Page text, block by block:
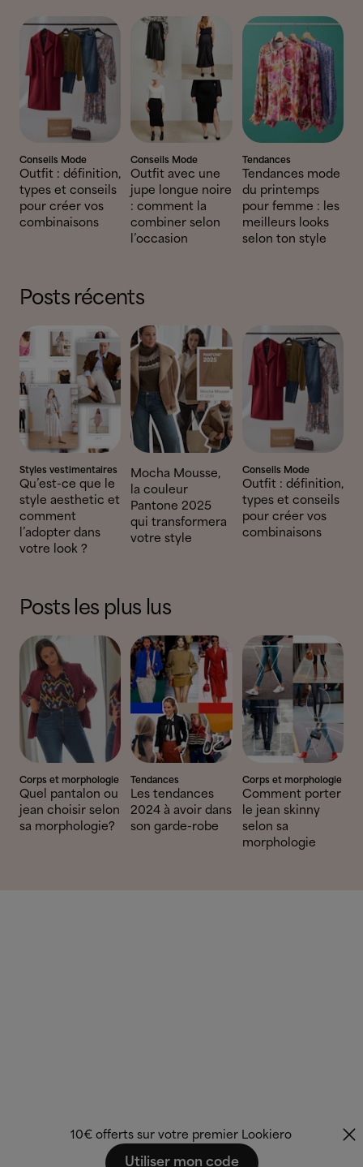
Conseils Mode
Outfit : définition,
types et conseils
pour créer vos
combinaisons
Conseils Mode
Outfit avec une
jupe longue noire
: comment la
combiner selon
l’occasion
Tendances
Tendances mode
du printemps
pour femme : les
meilleurs looks
selon ton style
Posts récents
Styles vestimentaires
Qu’est-ce que le
style aesthetic et
comment
l’adopter dans
votre look ?
Mocha Mousse,
la couleur
Pantone 2025
qui transformera
votre style
Conseils Mode
Outfit : définition,
types et conseils
pour créer vos
combinaisons
Posts les plus lus
Corps et morphologie
Quel pantalon ou
jean choisir selon
sa morphologie?
Tendances
Les tendances
2024 à avoir dans
son garde-robe
Corps et morphologie
Comment porter
le jean skinny
selon sa
morphologie
10€ offerts sur votre premier Lookiero
Utiliser mon code